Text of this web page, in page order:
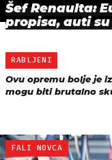
Šef Renaulta:
propisa, auti
RABLJENI
Ovu opremu bolje je
mogu biti brutalno
FALI NOVCA